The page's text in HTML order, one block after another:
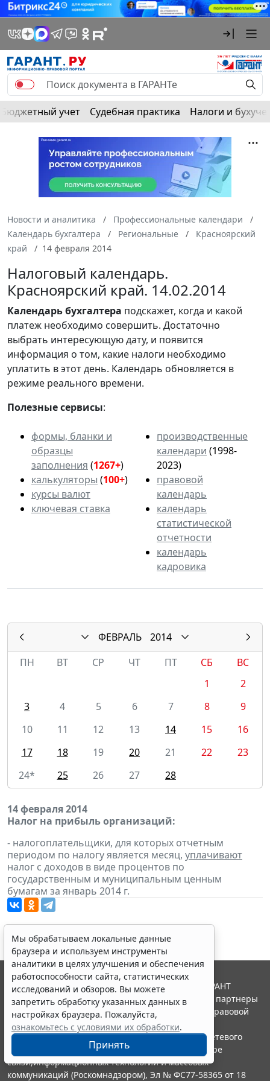
Бюджетный учет Судебная практика Налоги и
Новости и аналитика
Профессиональные календари
Календарь бухгалтера
Региональные
Красноярский
край
14 февраля 2014
Налоговый календарь.
Красноярский край. 14.02.2014
Календарьбухгалтера подскажет, когда и какой
платеж необходимо совершить. Достаточно
выбрать интересующую дату, и появится
информация о том, какие налоги необходимо
уплатить в этот день. Календарь обновляется в
режиме реального времени.
Полезные сервисы:
формы, бланки и
образцы
заполнения (1267+)
калькуляторы (100+)
курсы валют
ключевая ставка
производственные
календари (1998-
2023)
правовой
календарь
календарь
статистической
отчетности
календарь
кадровика
ФЕВРАЛЬ
2014
ПН
ВТ СР ЧТ ПТ СБ
ВС
1
2
3
4 5 6 7 8
9
10
11 12 13 14 15
16
17
18 19 20 21 22
23
24*
25 26 27 28
14 февраля 2014
Налог на прибыль организаций:
- налогоплательщики, для которых отчетным
периодом по налогу является месяц, уплачивают
налог с доходов в виде процентов по
государственным и муниципальным ценным
бумагам за январь 2014 г.
Мы обрабатываем локальные данные
браузера и используем инструменты
аналитики в целях улучшения и обеспечения
работоспособности сайта, статистических
исследований и обзоров. Вы можете
запретить обработку указанных данных в
настройках браузера. Пожалуйста,
ознакомьтесь с условиями их обработки.
Принять
© ООО "НПП "ГАРАНТ-СЕРВИС", 2026. Система ГАРАНТ
выпускается с 1990 года. Компания "Гарант" и ее партнеры
являются участниками Российской ассоциации правовой
информации ГАРАНТ.
Портал ГАРАНТ.РУ зарегистрирован в качестве сетевого
издания Федеральной службой по надзору в сфере
связи,информационных технологий и массовых
коммуникаций (Роскомнадзором), Эл № ФС77-58365 от 18